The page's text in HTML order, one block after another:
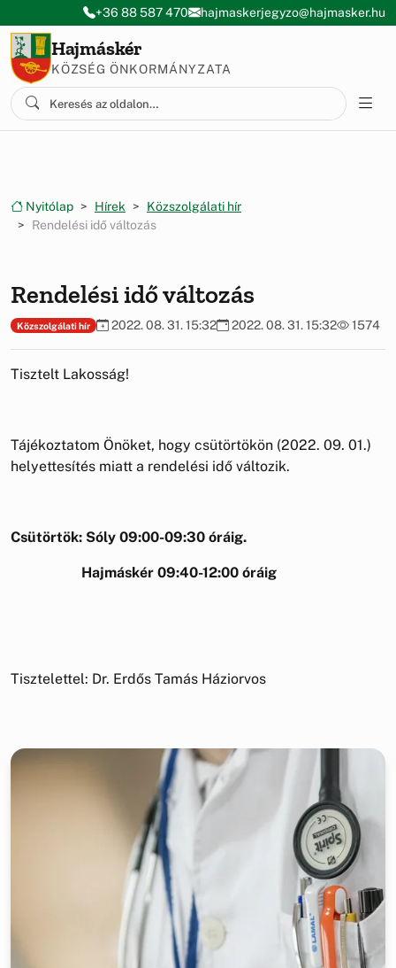
Ugrás a menüre
Ugrás a tartalomra
+36 88 587 470 hajmaskerjegyzo@hajmasker.hu
Hajmáskér
KÖZSÉG ÖNKORMÁNYZATA
Nyitólap Hírek
Közszolgálati hír
Rendelési idő változás
Rendelési idő változás
Közszolgálati hír 2022. 08. 31. 15:32 2022. 08. 31. 15:32 1574
Tisztelt Lakosság!
Tájékoztatom Önöket, hogy csütörtökön (2022. 09. 01.)
helyettesítés miatt a rendelési idő változik.
Csütörtök: Sóly 09:00-09:30 óráig.
Hajmáskér 09:40-12:00 óráig
Tisztelettel: Dr. Erdős Tamás Háziorvos